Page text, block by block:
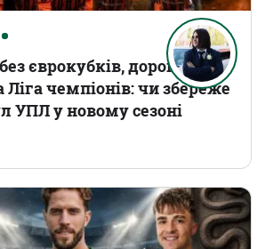
єврокубків, дорогі
чемпіонів: чи збереже
УПЛ у новому сезоні